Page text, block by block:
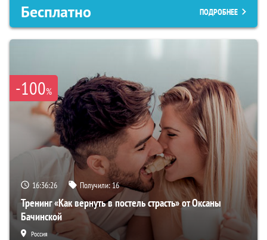
Бесплатно ПОДРОБНЕЕ
-100%
16:36:25 Получили:16
Тренинг «Как вернуть в постель страсть» от Оксаны
Бачинской
Россия